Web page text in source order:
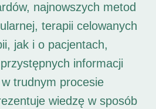
najnowszych metod
terapii celowanych
jak i o pacjentach,
informacji
trudnym procesie
wiedzę w sposób